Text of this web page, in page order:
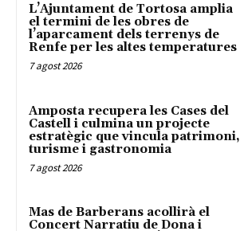
L’Ajuntament de Tortosa amplia
el termini de les obres de
l’aparcament dels terrenys de
Renfe per les altes temperatures
7 agost 2026
Amposta recupera les Cases del
Castell i culmina un projecte
estratègic que vincula patrimoni,
turisme i gastronomia
7 agost 2026
Mas de Barberans acollirà el
Concert Narratiu de Dona i